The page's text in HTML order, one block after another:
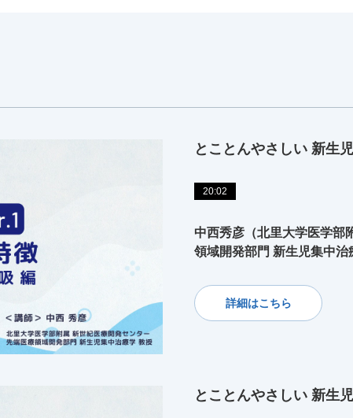
とことんやさしい 新生
20:02
中西秀彦（北里大学医学部
領域開発部門 新生児集中治
詳細はこちら
とことんやさしい 新生